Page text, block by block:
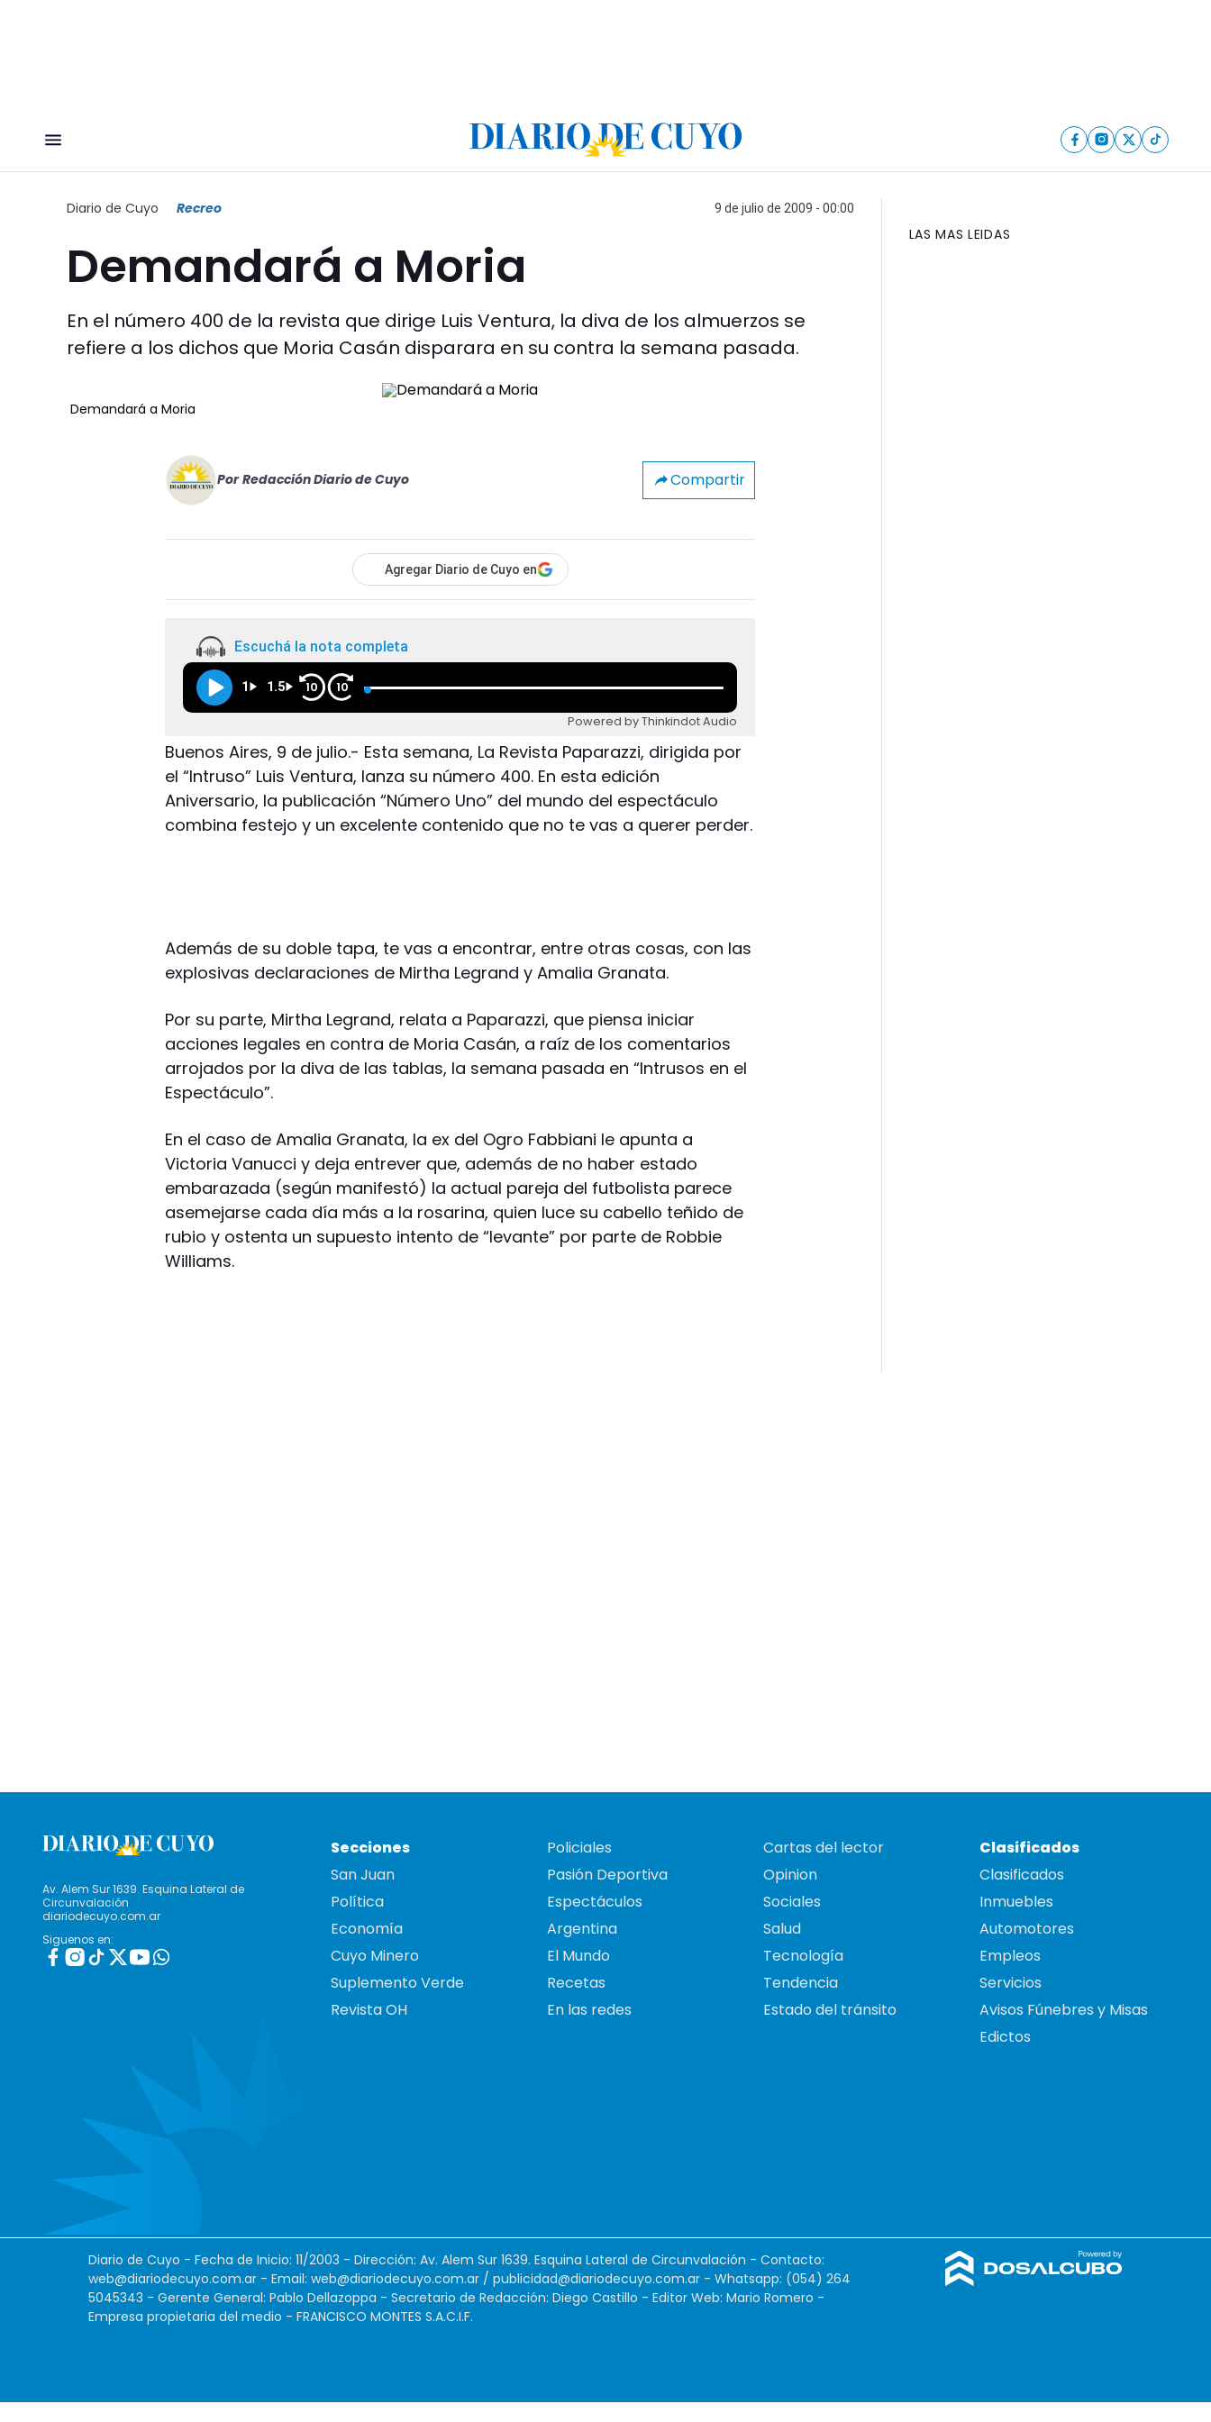
Diario de Cuyo Recreo 9 de julio de 2009 - 00:00
Demandará a Moria
En el número 400 de la revista que dirige Luis Ventura, la diva de los almuerzos se
refiere a los dichos que Moria Casán disparara en su contra la semana pasada.
Demandará a Moria
Por Redacción Diario de Cuyo Compartir
Agregar Diario de Cuyo en
Escuchá la nota completa
1 1.5 10 10
Powered by Thinkindot Audio
Buenos Aires, 9 de julio.- Esta semana, La Revista Paparazzi, dirigida por
el “Intruso” Luis Ventura, lanza su número 400. En esta edición
Aniversario, la publicación “Número Uno” del mundo del espectáculo
combina festejo y un excelente contenido que no te vas a querer perder.
Además de su doble tapa, te vas a encontrar, entre otras cosas, con las
explosivas declaraciones de Mirtha Legrand y Amalia Granata.
Por su parte, Mirtha Legrand, relata a Paparazzi, que piensa iniciar
acciones legales en contra de Moria Casán, a raíz de los comentarios
arrojados por la diva de las tablas, la semana pasada en “Intrusos en el
Espectáculo”.
En el caso de Amalia Granata, la ex del Ogro Fabbiani le apunta a
Victoria Vanucci y deja entrever que, además de no haber estado
embarazada (según manifestó) la actual pareja del futbolista parece
asemejarse cada día más a la rosarina, quien luce su cabello teñido de
rubio y ostenta un supuesto intento de “levante” por parte de Robbie
Williams.
LAS MAS LEIDAS
Av. Alem Sur 1639. Esquina Lateral de
Circunvalación
diariodecuyo.com.ar
Siguenos en:
Secciones
San Juan
Política
Economía
Cuyo Minero
Suplemento Verde
Revista OH
Policiales
Pasión Deportiva
Espectáculos
Argentina
El Mundo
Recetas
En las redes
Cartas del lector
Opinion
Sociales
Salud
Tecnología
Tendencia
Estado del tránsito
Clasificados
Clasificados
Inmuebles
Automotores
Empleos
Servicios
Avisos Fúnebres y Misas
Edictos
Diario de Cuyo - Fecha de Inicio: 11/2003 - Dirección: Av. Alem Sur 1639. Esquina Lateral de Circunvalación - Contacto:
web@diariodecuyo.com.ar - Email: web@diariodecuyo.com.ar / publicidad@diariodecuyo.com.ar - Whatsapp: (054) 264
5045343 - Gerente General: Pablo Dellazoppa - Secretario de Redacción: Diego Castillo - Editor Web: Mario Romero -
Empresa propietaria del medio - FRANCISCO MONTES S.A.C.I.F.